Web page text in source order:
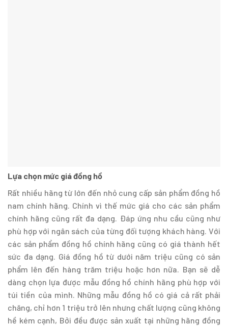
Lựa chọn mức giá đồng hồ
Rất nhiều hãng từ lớn đến nhỏ cung cấp sản phẩm đồng hồ
nam chính hãng. Chính vì thế mức giá cho các sản phẩm
chính hãng cũng rất đa dạng. Đáp ứng nhu cầu cũng như
phù hợp với ngân sách của từng đối tượng khách hàng. Với
các sản phẩm đồng hồ chính hãng cũng có giá thành hết
sức đa dạng. Giá đồng hồ từ dưới năm triệu cũng có sản
phẩm lên đến hàng trăm triệu hoặc hơn nữa. Bạn sẽ dễ
dàng chọn lựa được mẫu đồng hồ chính hãng phù hợp với
túi tiền của mình. Những mẫu đồng hồ có giá cả rất phải
chăng, chỉ hơn 1 triệu trở lên nhưng chất lượng cũng không
hề kém cạnh, Bởi đều được sản xuất tại những hãng đồng